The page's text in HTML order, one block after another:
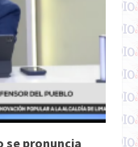
se pronuncia